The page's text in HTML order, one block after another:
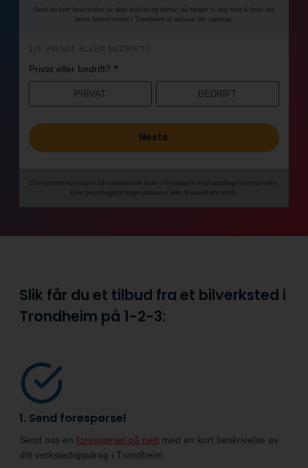
Send en kort beskrivelse av dine ønsker og behov, så hjelper vi deg med å finne det
beste bilverkstedet i Trondheim til akkurat ditt oppdrag.
h
e
r
1/3: PRIVAT ELLER BEDRIFT?
Privat eller bedrift? *
PRIVAT BEDRIFT
Neste
Din kontaktinformasjon blir utelukkende brukt i forbindelse med oppdrags­forespørselen.
Dine person­­opplysninger utleveres ikke til uvedkommende.
Slik får du et tilbud fra et bilverksted i
Trondheim på 1-2-3:
1. Send forespørsel
Send oss en forespørsel på nett med en kort beskrivelse av
ditt verkstedoppdrag i Trondheim.